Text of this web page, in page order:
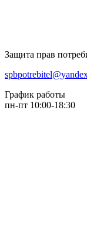
Защита прав
График работы
пн-пт 10:00-18:30